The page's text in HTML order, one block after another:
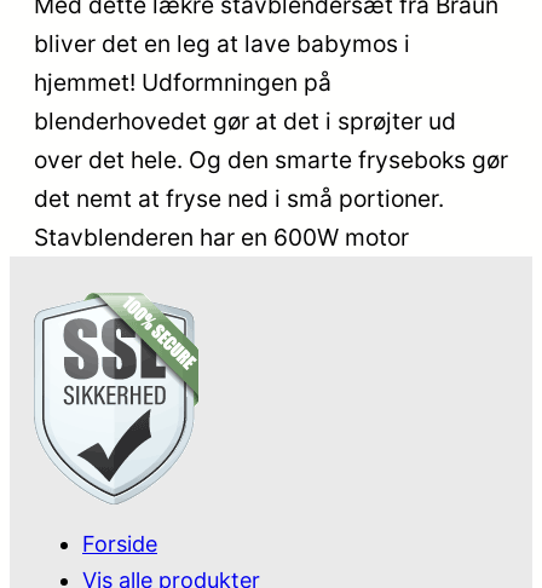
bliver det en leg at lave babymos i
hjemmet! Udformningen på
blenderhovedet gør at det i sprøjter ud
over det hele. Og den smarte fryseboks gør
det nemt at fryse ned i små portioner.
Stavblenderen har en 600W motor
Forside
Vis alle produkter